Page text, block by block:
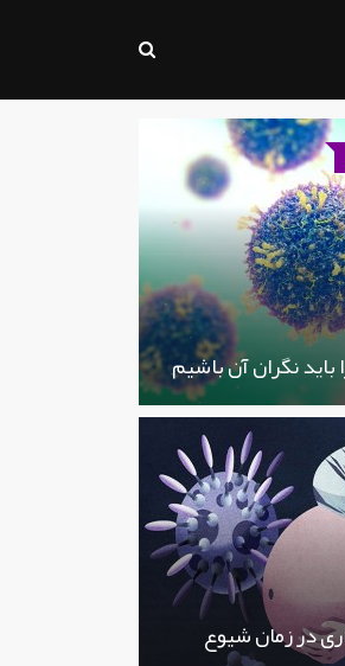
نگران آن باشیم
در زمان شیوع